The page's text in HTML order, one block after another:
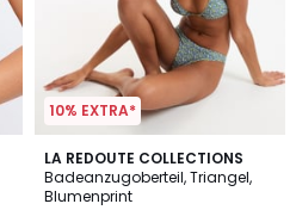
10% EXTRA*
LA REDOUTE COLLECTIONS
Badeanzugoberteil, Triangel,
Blumenprint